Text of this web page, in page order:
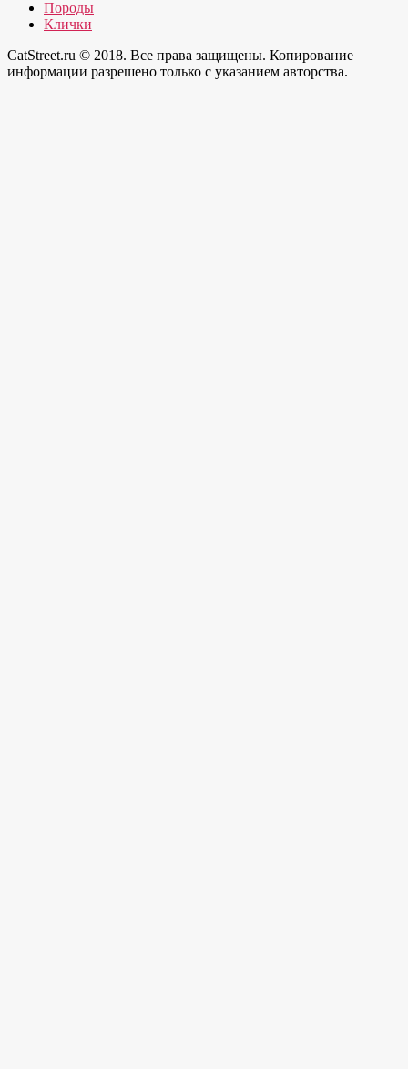
Породы
Клички
CatStreet.ru © 2018. Все права защищены. Копирование
информации разрешено только с указанием авторства.